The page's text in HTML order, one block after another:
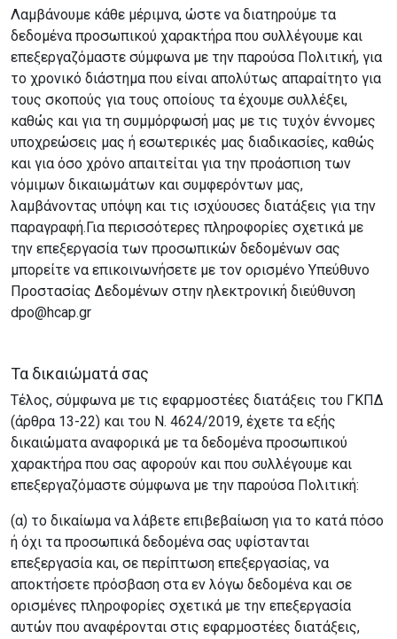
Λαμβάνουμε κάθε μέριμνα, ώστε να διατηρούμε τα
δεδομένα προσωπικού χαρακτήρα που συλλέγουμε και
επεξεργαζόμαστε σύμφωνα με την παρούσα Πολιτική, για
το χρονικό διάστημα που είναι απολύτως απαραίτητο για
τους σκοπούς για τους οποίους τα έχουμε συλλέξει,
καθώς και για τη συμμόρφωσή μας με τις τυχόν έννομες
υποχρεώσεις μας ή εσωτερικές μας διαδικασίες, καθώς
και για όσο χρόνο απαιτείται για την προάσπιση των
νόμιμων δικαιωμάτων και συμφερόντων μας,
λαμβάνοντας υπόψη και τις ισχύουσες διατάξεις για την
παραγραφή.Για περισσότερες πληροφορίες σχετικά με
την επεξεργασία των προσωπικών δεδομένων σας
μπορείτε να επικοινωνήσετε με τον ορισμένο Υπεύθυνο
Προστασίας Δεδομένων στην ηλεκτρονική διεύθυνση
dpo@hcap.gr
Τα δικαιώματά σας
Τέλος, σύμφωνα με τις εφαρμοστέες διατάξεις του ΓΚΠΔ
(άρθρα 13-22) και του Ν. 4624/2019, έχετε τα εξής
δικαιώματα αναφορικά με τα δεδομένα προσωπικού
χαρακτήρα που σας αφορούν και που συλλέγουμε και
επεξεργαζόμαστε σύμφωνα με την παρούσα Πολιτική:
(α) το δικαίωμα να λάβετε επιβεβαίωση για το κατά πόσο
ή όχι τα προσωπικά δεδομένα σας υφίστανται
επεξεργασία και, σε περίπτωση επεξεργασίας, να
αποκτήσετε πρόσβαση στα εν λόγω δεδομένα και σε
ορισμένες πληροφορίες σχετικά με την επεξεργασία
αυτών που αναφέρονται στις εφαρμοστέες διατάξεις,